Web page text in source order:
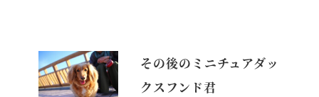
その後のミニチュアダッ
クスフンド君